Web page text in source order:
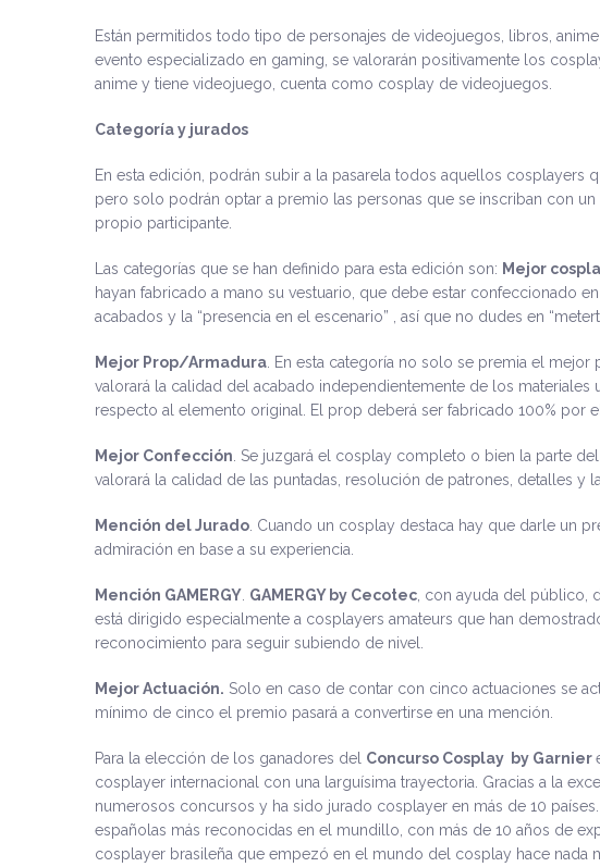
Están permitidos todo tipo de personajes de videojuegos, libros,
evento especializado en gaming, se valorarán positivamente los
anime y tiene videojuego, cuenta como cosplay de videojuegos.
Categoría y jurados
En esta edición, podrán subir a la pasarela todos aquellos cosplayers
pero solo podrán optar a premio las personas que se inscriban con
propio participante.
Las categorías que se han definido para esta edición son: Mejor
hayan fabricado a mano su vestuario, que debe estar confeccionado
acabados y la “presencia en el escenario” , así que no dudes en
Mejor Prop/Armadura . En esta categoría no solo se premia el
valorará la calidad del acabado independientemente de los materiales
respecto al elemento original. El prop deberá ser fabricado 100% por
Mejor Confección . Se juzgará el cosplay completo o bien la parte
valorará la calidad de las puntadas, resolución de patrones, detalles y
Mención del Jurado . Cuando un cosplay destaca hay que darle un
admiración en base a su experiencia.
Mención GAMERGY GAMERGY by Cecotec , con ayuda del público,
está dirigido especialmente a cosplayers amateurs que han
reconocimiento para seguir subiendo de nivel.
Mejor Actuación. Solo en caso de contar con cinco actuaciones se
mínimo de cinco el premio pasará a convertirse en una mención.
Para la elección de los ganadores del Concurso Cosplay by Garnier
cosplayer internacional con una larguísima trayectoria. Gracias a la
numerosos concursos y ha sido jurado cosplayer en más de 10 países.
españolas más reconocidas en el mundillo, con más de 10 años de
cosplayer brasileña que empezó en el mundo del cosplay hace nada